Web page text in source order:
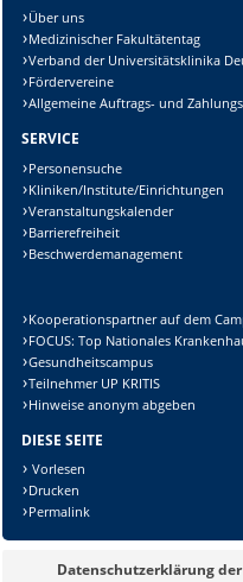
Über uns
Medizinischer Fakultätentag
Verband der Universitätsklinika
Fördervereine
Allgemeine Auftrags- und
SERVICE
Personensuche
Kliniken/Institute/Einrichtungen
Veranstaltungskalender
Barrierefreiheit
Beschwerdemanagement
Kooperationspartner auf dem
FOCUS: Top Nationales
Gesundheitscampus
Teilnehmer UP KRITIS
Hinweise anonym abgeben
DIESE SEITE
Vorlesen
Drucken
Permalink
Datenschutzerklärung